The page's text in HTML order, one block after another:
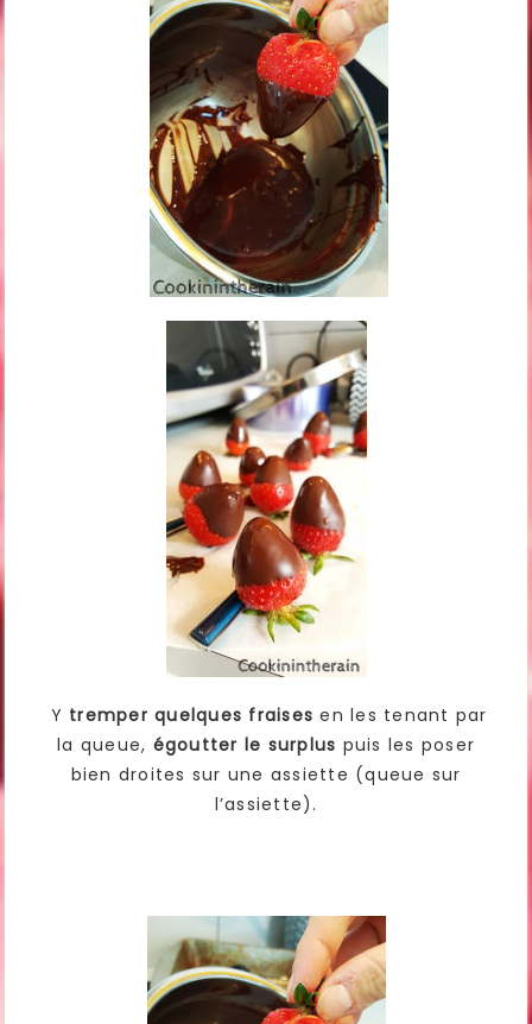
Y tremper quelques fraises en les tenant par
la queue, égoutter le surplus puis les poser
bien droites sur une assiette (queue sur
l’assiette).